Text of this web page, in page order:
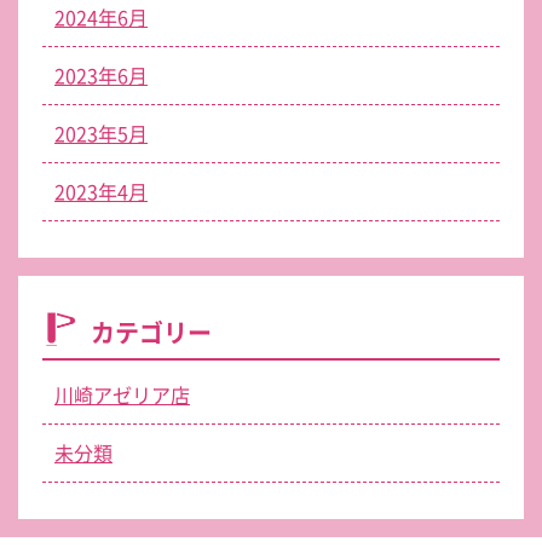
2024年6月
2023年6月
2023年5月
2023年4月
カテゴリー
川崎アゼリア店
未分類